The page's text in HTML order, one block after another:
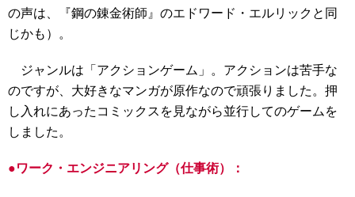
の声は、『鋼の錬金術師』のエドワード・エルリックと同
じかも）。
ジャンルは「アクションゲーム」。アクションは苦手な
のですが、大好きなマンガが原作なので頑張りました。押
し入れにあったコミックスを見ながら並行してのゲームを
しました。
●ワーク・エンジニアリング（仕事術）：